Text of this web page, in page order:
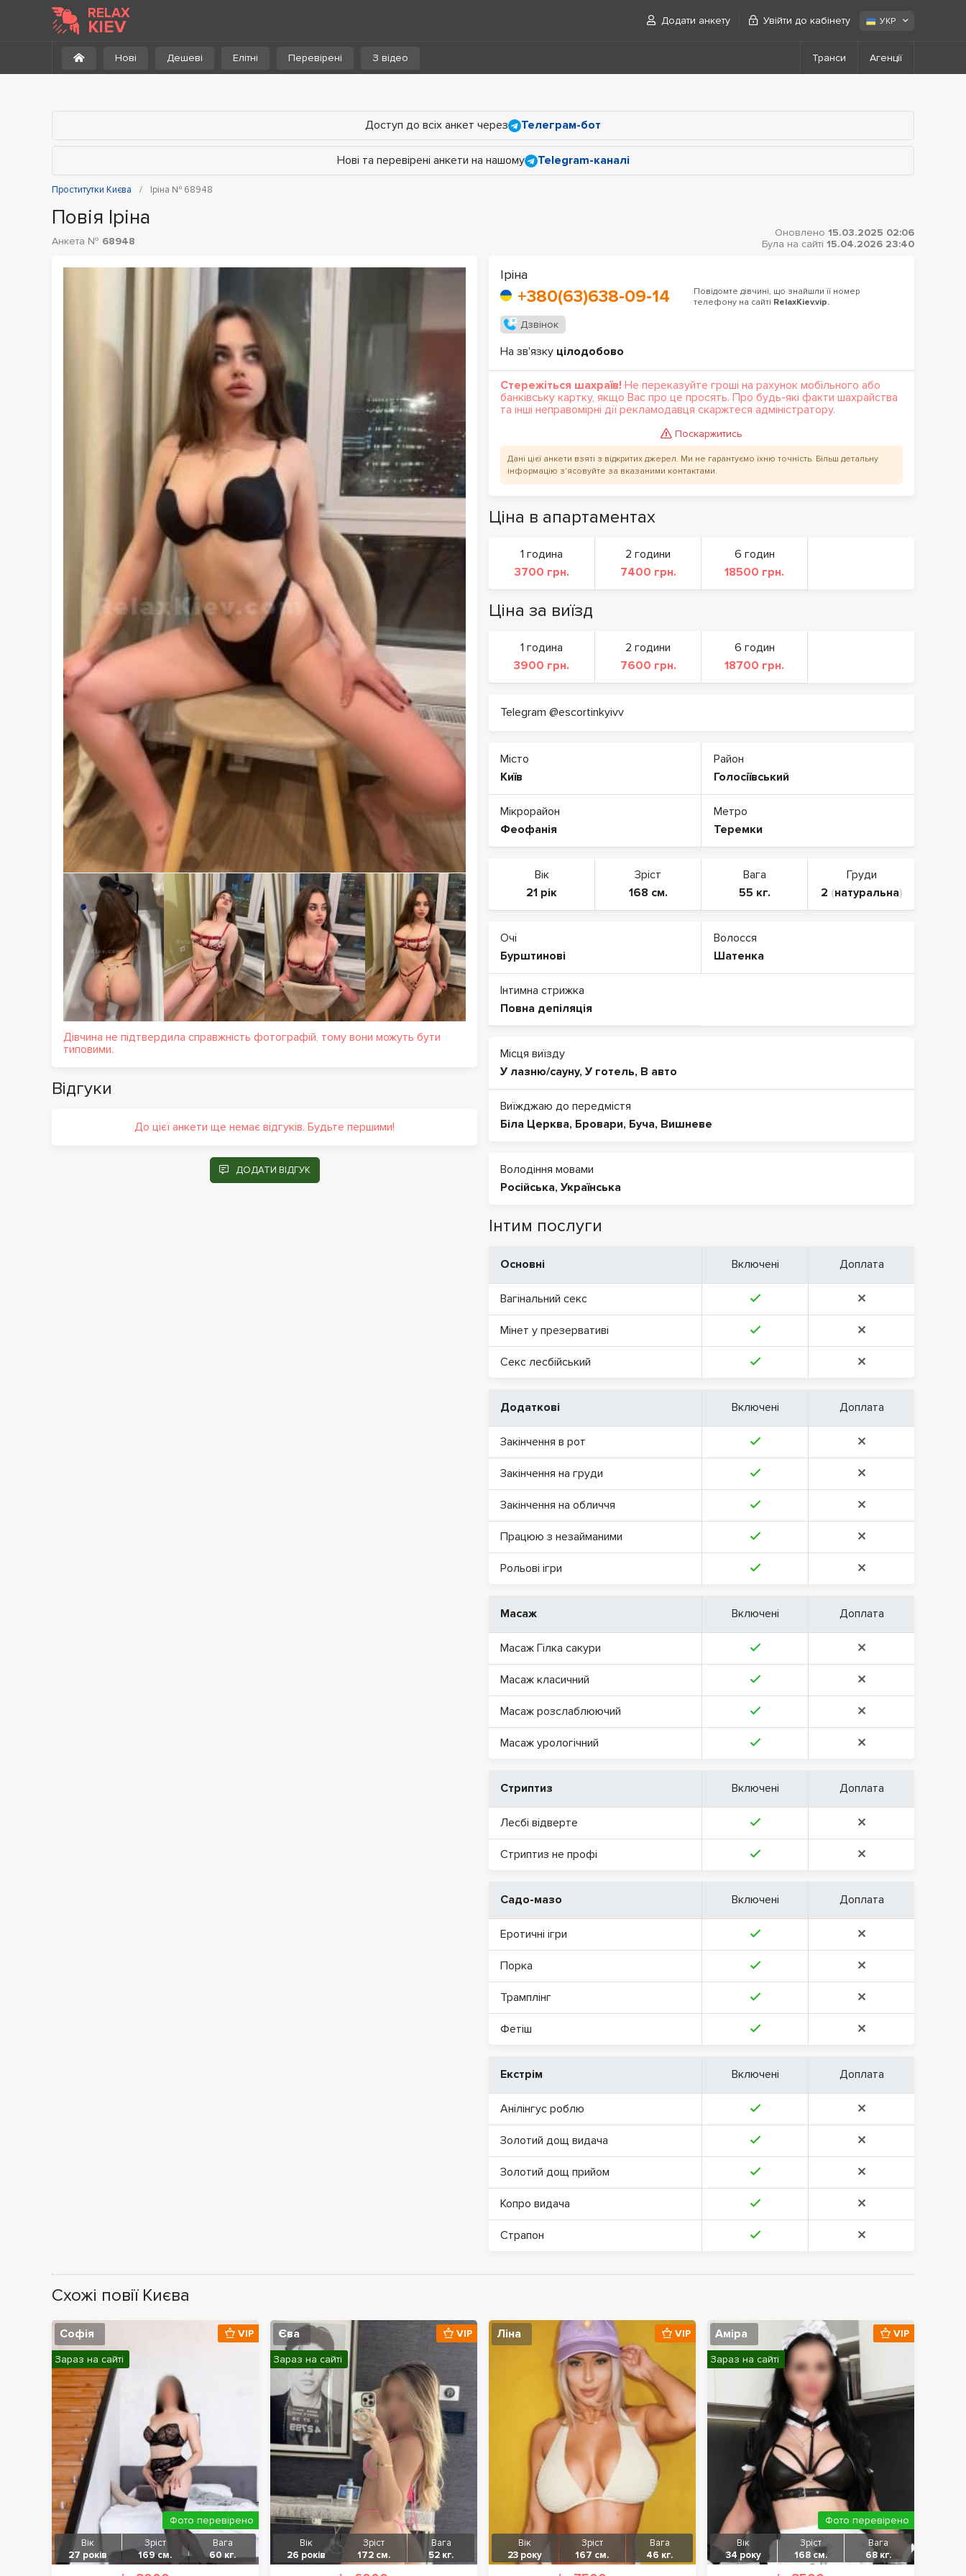
RELAX
KIEV Додати анкету Увійти до кабінету УКР
Нові Дешеві Елітні Перевірені З відео Транси Агенції
Доступ до всіх анкет через Телеграм-бот
Нові та перевірені анкети на нашому Telegram-каналі
Проститутки Києва Іріна № 68948
Повія Іріна
Анкета № 68948
Оновлено 15.03.2025 02:06
Була на сайті 15.04.2026 23:40
Іріна
+380(63)638-09-14
Повідомте дівчині, що знайшли її номер
телефону на сайті RelaxKiev.vip.
Дзвінок
На зв'язку цілодобово
Стережіться шахраїв! Не переказуйте гроші на рахунок мобільного або
банківську картку, якщо Вас про це просять. Про будь-які факти шахрайства
та інші неправомірні дії рекламодавця скаржтеся адміністратору.
Поскаржитись
Дані цієї анкети взяті з відкритих джерел. Ми не гарантуємо їхню точність. Більш детальну
інформацію з'ясовуйте за вказаними контактами.
Дівчина не підтвердила справжність фотографій, тому вони можуть бути
типовими.
Ціна в апартаментах
1 година
3700 грн.
2 години
7400 грн.
6 годин
18500 грн.
Ціна за виїзд
1 година
3900 грн.
2 години
7600 грн.
6 годин
18700 грн.
Telegram @escortinkyivv
Місто
Київ
Район
Голосіївський
Мікрорайон
Феофанія
Метро
Теремки
Вік
21 рік
Зріст
168 см.
Вага
55 кг.
Груди
2 (натуральна)
Очі
Бурштинові
Волосся
Шатенка
Інтимна стрижка
Повна депіляція
Місця виїзду
У лазню/сауну, У готель, В авто
Виїжджаю до передмістя
Біла Церква, Бровари, Буча, Вишневе
Володіння мовами
Російська, Українська
Інтим послуги
Основні Включені Доплата
Вагінальний секс
Мінет у презервативі
Секс лесбійський
Додаткові Включені Доплата
Закінчення в рот
Закінчення на груди
Закінчення на обличчя
Працюю з незайманими
Рольові ігри
Масаж Включені Доплата
Масаж Гілка сакури
Масаж класичний
Масаж розслаблюючий
Масаж урологічний
Стриптиз Включені Доплата
Лесбі відверте
Стриптиз не профі
Садо-мазо Включені Доплата
Еротичні ігри
Порка
Трамплінг
Фетіш
Екстрім Включені Доплата
Анілінгус роблю
Золотий дощ видача
Золотий дощ прийом
Копро видача
Страпон
Відгуки
До цієї анкети ще немає відгуків. Будьте першими!
ДОДАТИ ВІДГУК
Схожі повії Києва
Софія
Вік
27 років
Зріст
169 см.
Вага
60 кг.
VIP
Зараз на сайті
Фото перевірено
Єва
Вік
26 років
Зріст
172 см.
Вага
52 кг.
VIP
Зараз на сайті
Ліна
Вік
23 року
Зріст
167 см.
Вага
46 кг.
VIP Аміра
Вік
34 року
Зріст
168 см.
Вага
68 кг.
VIP
Зараз на сайті
Фото перевірено